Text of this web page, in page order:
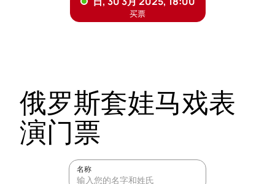
俄罗斯套娃马戏表
演门票
名称